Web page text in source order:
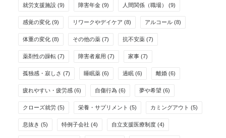
就労支援施設 (9) 障害年金 (9) 人間関係（職場） (9)
感覚の変化 (9) リワークやデイケア (8) アルコール (8)
体重の変化 (8) その他の薬 (7) 抗不安薬 (7)
薬剤性の躁転 (7) 障害者雇用 (7) 家事 (7)
孤独感・寂しさ (7) 睡眠薬 (6) 過眠 (6) 離婚 (6)
疲れやすい・疲労感 (6) 自傷行為 (6) 夢や希望 (6)
クローズ就労 (5) 栄養・サプリメント (5) カミングアウト (5)
息抜き (5) 特例子会社 (4) 自立支援医療制度 (4)